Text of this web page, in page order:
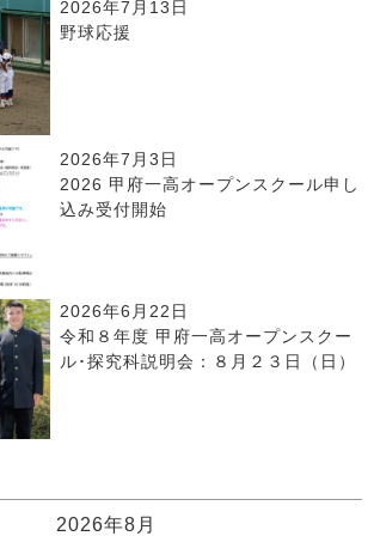
2026年7月13日
野球応援
2026年7月3日
2026 甲府一高オープンスクール申し
込み受付開始
2026年6月22日
令和８年度 甲府一高オープンスクー
ル･探究科説明会：８月２３日（日）
2026年8月